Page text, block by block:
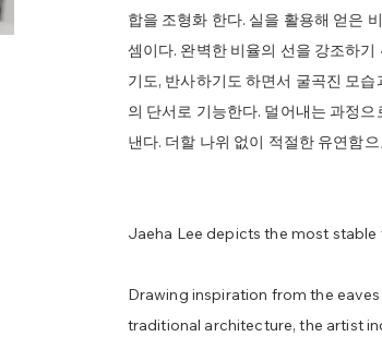
합을 조형화 한다. 실을 활용해 얻은
셈이다. 완벽한 비율의 선을 강조하
기도, 반사하기도 하면서 굴곡진 모
의 단서로 기능한다. 덜어내는 과정
낸다. 더할 나위 없이 적절한 유연함
Jaeha Lee depicts the most
Drawing inspiration from the
traditional architecture, the artist